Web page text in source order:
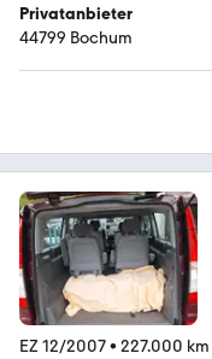
Privatanbieter
44799 Bochum
EZ 12/2007• 227.000 km